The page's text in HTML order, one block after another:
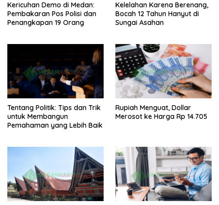
Kericuhan Demo di Medan:
Pembakaran Pos Polisi dan
Penangkapan 19 Orang
Kelelahan Karena Berenang,
Bocah 12 Tahun Hanyut di
Sungai Asahan
Tentang Politik: Tips dan Trik
untuk Membangun
Pemahaman yang Lebih Baik
Rupiah Menguat, Dollar
Merosot ke Harga Rp 14.705